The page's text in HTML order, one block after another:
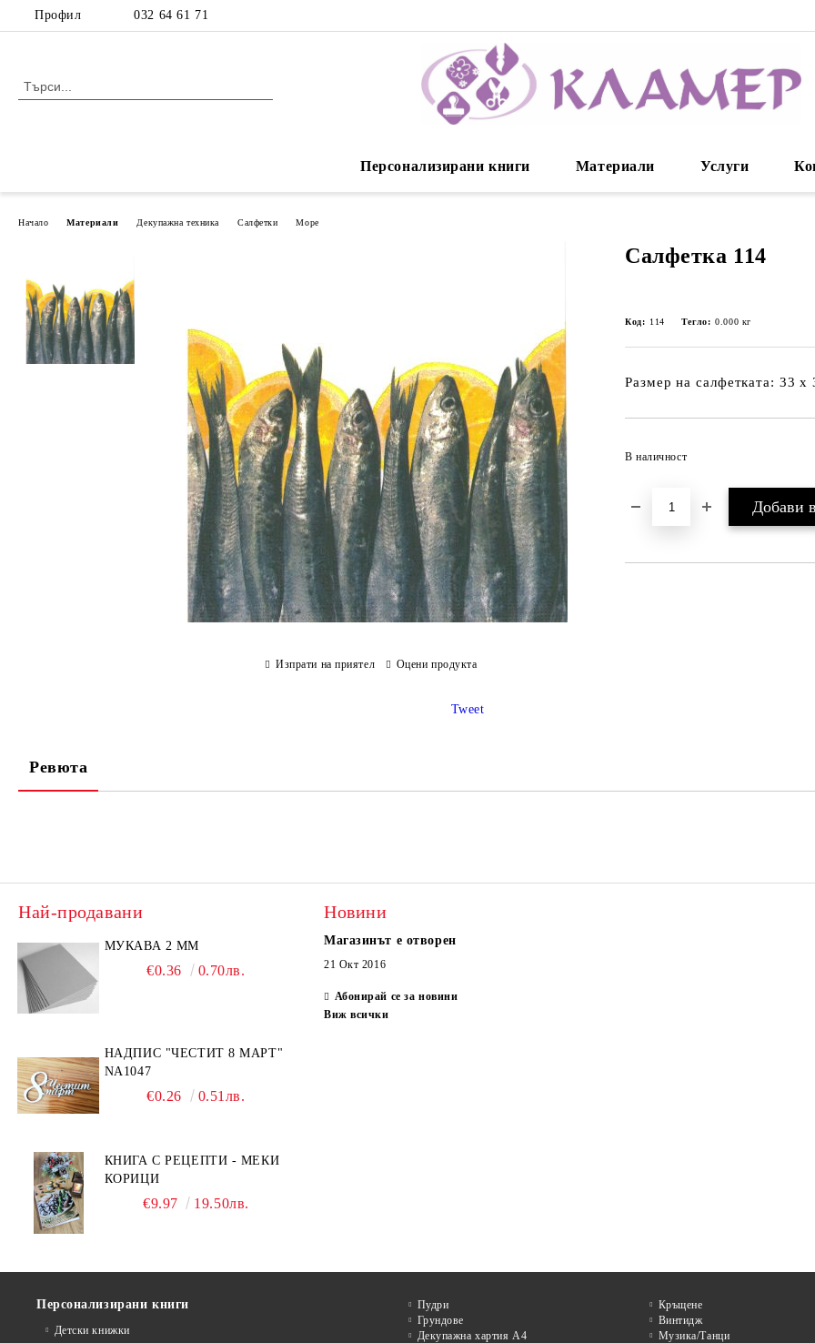
Профил 032 64 61 71
Персонализирани книги Материали Услуги
Начало Материали Декупажна техника Салфетки Море
Салфетка 114
Код: 114 Тегло: 0.000 кг
Размер на салфетката: 33 х
В наличност
Изпрати на приятел Оцени продукта
Tweet
Ревюта
Най-продавани
МУКАВА 2 ММ
€0.36 0.70лв.
НАДПИС "ЧЕСТИТ 8 МАРТ"
NA1047
€0.26 0.51лв.
КНИГА С РЕЦЕПТИ - МЕКИ
КОРИЦИ
€9.97 19.50лв.
Новини
Магазинът е отворен
21 Окт 2016
Абонирай се за новини
Виж всички
Персонализирани книги
Детски книжки
Пудри
Грундове
Декупажна хартия А4
Кръщене
Винтидж
Музика/Танци